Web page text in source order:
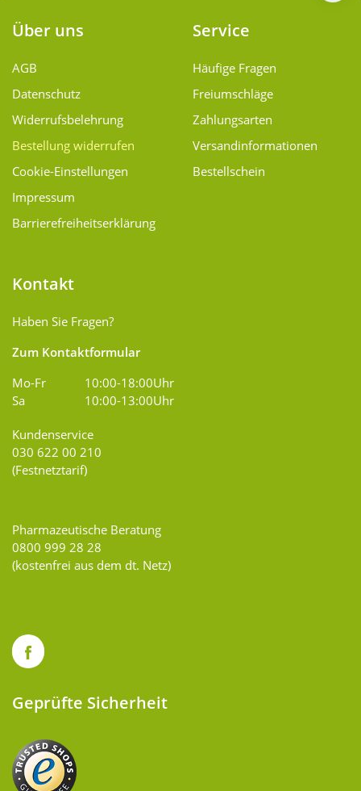
Über uns
AGB
Datenschutz
Widerrufsbelehrung
Bestellung widerrufen
Cookie-Einstellungen
Impressum
Barrierefreiheitserklärung
Service
Häufige Fragen
Freiumschläge
Zahlungsarten
Versand­informationen
Bestellschein
Kontakt
Haben Sie Fragen?
Zum Kontaktformular
Mo-Fr
10:00-18:00Uhr
Sa
10:00-13:00Uhr
Kundenservice
030 622 00 210
(Festnetztarif)
Pharmazeutische Beratung
0800 999 28 28
(kostenfrei aus dem dt. Netz)
Geprüfte Sicherheit